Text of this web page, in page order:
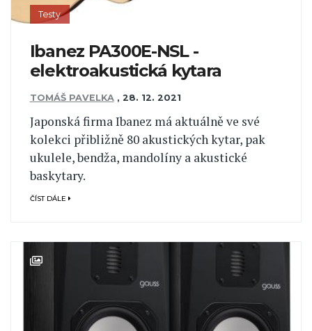
Testy
Ibanez PA300E-NSL -
elektroakustická kytara
TOMÁŠ PAVELKA , 28. 12. 2021
Japonská firma Ibanez má aktuálně ve své
kolekci přibližně 80 akustických kytar, pak
ukulele, bendža, mandolíny a akustické
baskytary.
ČÍST DÁLE